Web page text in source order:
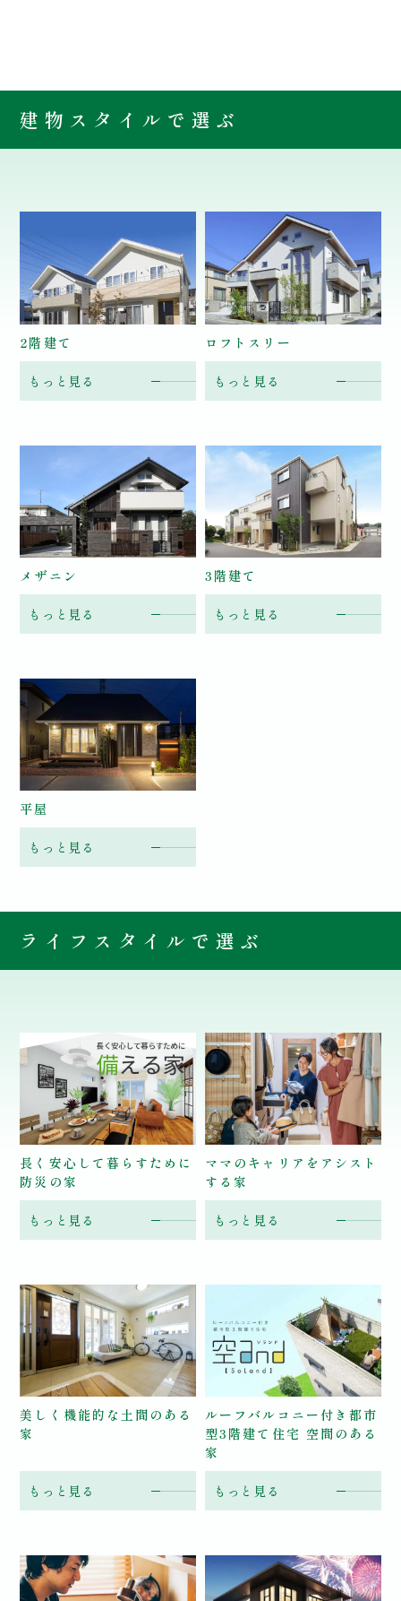
建物スタイルで 選ぶ
2階建て
もっと見る
ロフトスリー
もっと見る
メザニン
もっと見る
3階建て
もっと見る
平屋
もっと見る
ライフスタイルで 選ぶ
長く安心して暮らすために
防災の家
もっと見る
ママのキャリアをアシスト
する家
もっと見る
美しく機能的な土間のある
家
もっと見る
ルーフバルコニー付き都市
型3階建て住宅 空間のある
家
もっと見る